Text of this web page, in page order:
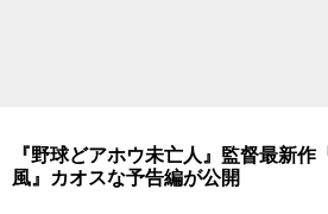
『野球どアホウ未亡人』監督最新
風』カオスな予告編が公開